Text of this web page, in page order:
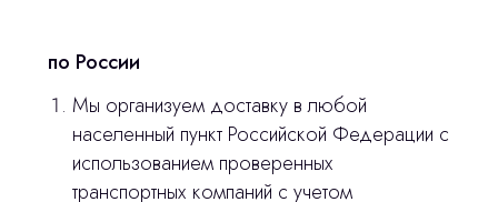
по России
Мы организуем доставку в любой
населенный пункт Российской Федерации с
использованием проверенных
транспортных компаний с учетом